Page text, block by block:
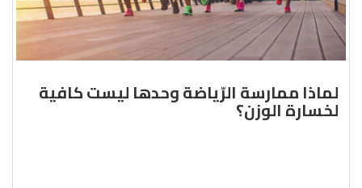
لماذا ممارسة الرّياضة وحدها ليست كافية
لخسارة الوزن؟